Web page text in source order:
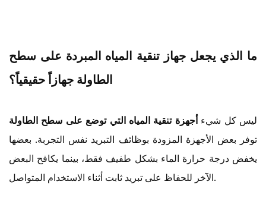
ما الذي يجعل جهاز تنقية المياه المبردة على سطح
الطاولة جهازاً حقيقياً؟
ليس كل شيء أجهزة تنقية المياه التي توضع على سطح الطاولة
توفر بعض الأجهزة المزودة بوظائف التبريد نفس التجربة. بعضها
يخفض درجة حرارة الماء بشكل طفيف فقط، بينما يكافح البعض
الآخر للحفاظ على تبريد ثابت أثناء الاستخدام المتواصل.